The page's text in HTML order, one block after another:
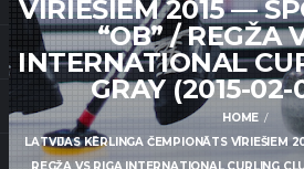
VĪRIEŠIEM 2015 —
“OB” / REGŽA
INTERNATIONAL
GRAY (2015-02-
HOME
LATVIJAS KĒRLINGA ČEMPIONĀTS VĪRIEŠIEM